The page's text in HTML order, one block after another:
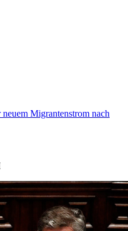
Migrantenstrom nach